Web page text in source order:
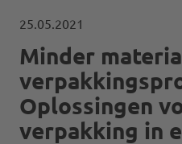
25.05.2021
Minder
Oplossingen
verpakking in